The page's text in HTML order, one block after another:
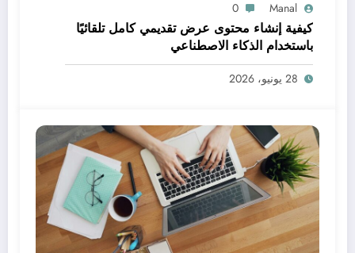
Manal
0
كيفية إنشاء محتوى عرض تقديمي كامل تلقائيًا
باستخدام الذكاء الاصطناعي
28 يونيو، 2026